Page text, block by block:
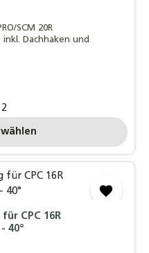
SCM 20R
Dachhaken und
CPC 16R
40°